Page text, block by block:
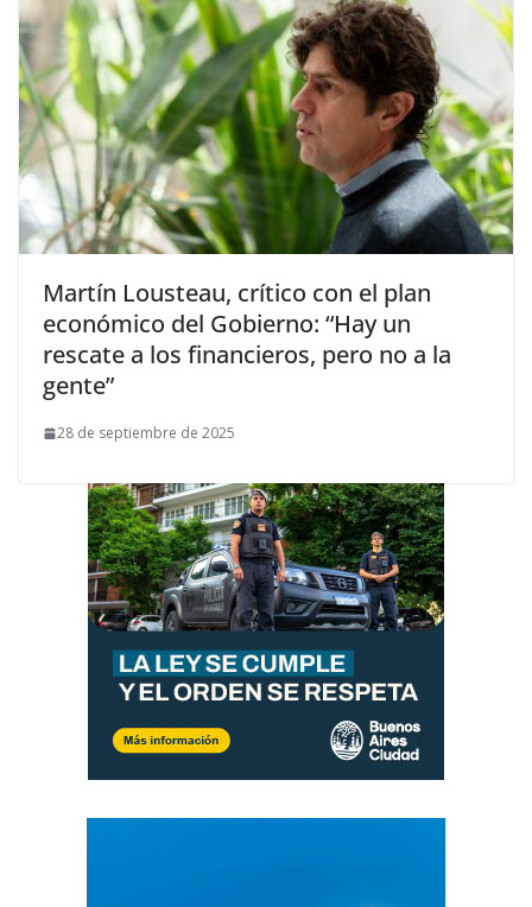
Martín Lousteau, crítico con el plan
económico del Gobierno: “Hay un
rescate a los financieros, pero no a la
gente”
28 de septiembre de 2025